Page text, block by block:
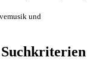
und
Suchkriterien